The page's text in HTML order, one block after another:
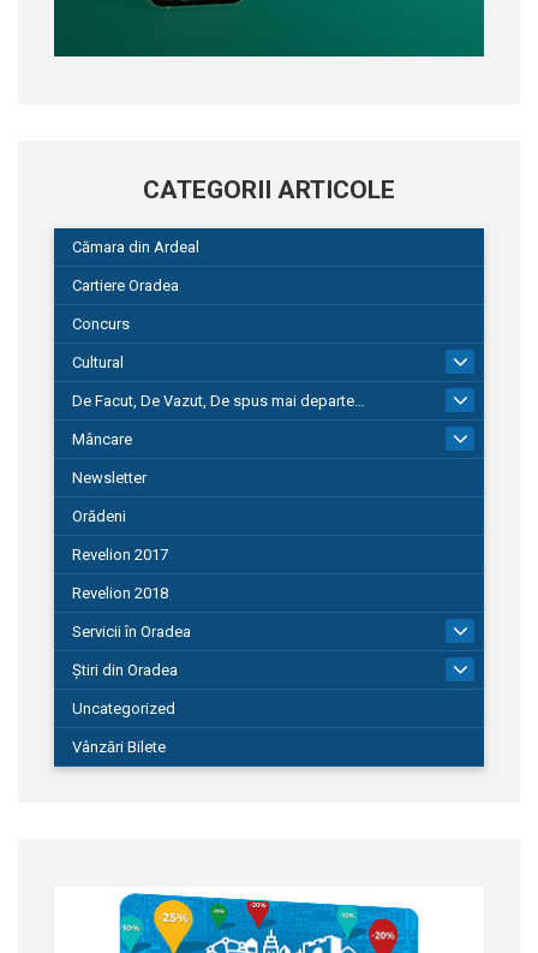
CATEGORII ARTICOLE
Cămara din Ardeal
Cartiere Oradea
Concurs
Cultural
De Facut, De Vazut, De spus mai departe…
580
Mâncare
Newsletter
Orădeni
Revelion 2017
Revelion 2018
Servicii în Oradea
Știri din Oradea
Uncategorized
Vânzări Bilete